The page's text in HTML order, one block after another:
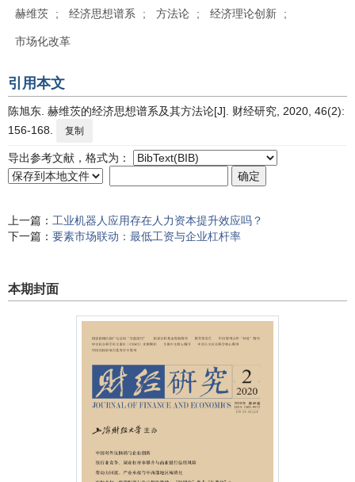
赫维茨 ; 经济思想谱系 ; 方法论 ; 经济理论创新 ;
市场化改革
引用本文
陈旭东. 赫维茨的经济思想谱系及其方法论[J]. 财经研究, 2020, 46(2):
156-168.
复制
导出参考文献，格式为：
上一篇： 工业机器人应用存在人力资本提升效应吗？
下一篇： 要素市场联动：最低工资与企业杠杆率
本期封面